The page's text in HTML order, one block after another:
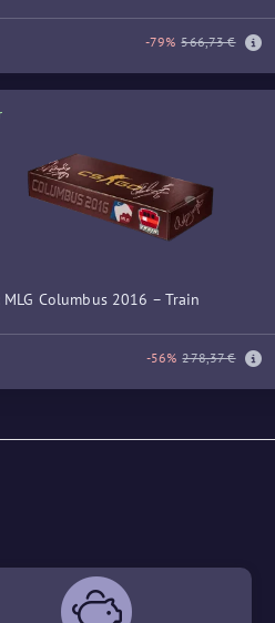
-79% 566,73 €
Columbus 2016 – Train
-56% 278,37 €